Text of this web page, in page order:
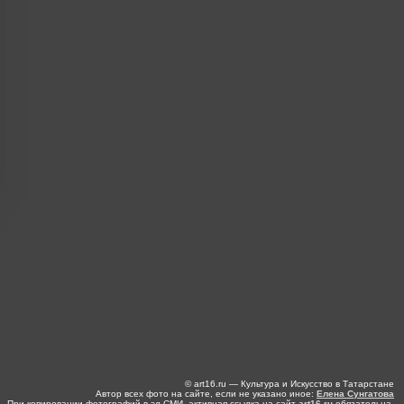
© art16.ru — Культура и Искусство в Татарстане
Автор всех фото на сайте, если не указано иное: Елена Сунгатова